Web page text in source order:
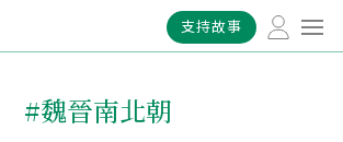
支持故事
#魏晉南北朝